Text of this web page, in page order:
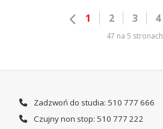
1 2 3 4
47 na 5 stronach
Zadzwoń do studia: 510 777 666
Czujny non stop: 510 777 222